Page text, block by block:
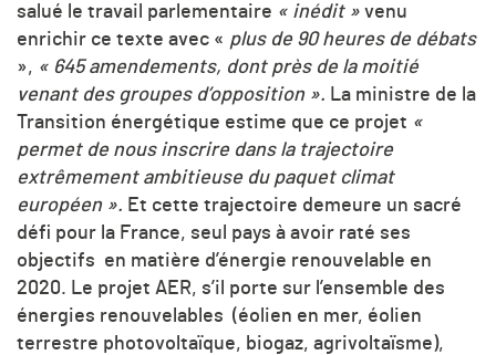
salué le travail parlementaire « inédit » venu
enrichir ce texte avec « plus de 90 heures de débats
», « 645 amendements, dont près de la moitié
venant des groupes d’opposition ». La ministre de la
Transition énergétique estime que ce projet «
permet de nous inscrire dans la trajectoire
extrêmement ambitieuse du paquet climat
européen ». Et cette trajectoire demeure un sacré
défi pour la France, seul pays à avoir raté ses
objectifs en matière d’énergie renouvelable en
2020. Le projet AER, s’il porte sur l’ensemble des
énergies renouvelables (éolien en mer, éolien
terrestre photovoltaïque, biogaz, agrivoltaïsme),